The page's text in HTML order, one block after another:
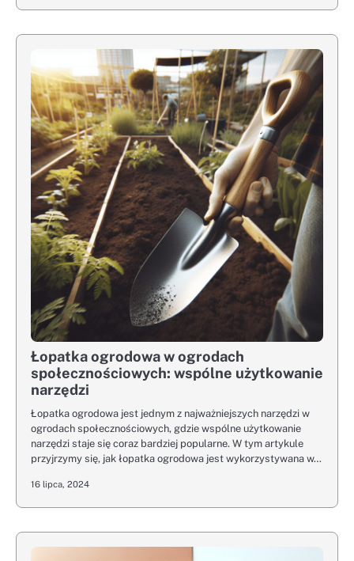
Łopatka ogrodowa w ogrodach
społecznościowych: wspólne użytkowanie
narzędzi
Łopatka ogrodowa jest jednym z najważniejszych narzędzi w
ogrodach społecznościowych, gdzie wspólne użytkowanie
narzędzi staje się coraz bardziej popularne. W tym artykule
przyjrzymy się, jak łopatka ogrodowa jest wykorzystywana w…
16 lipca, 2024